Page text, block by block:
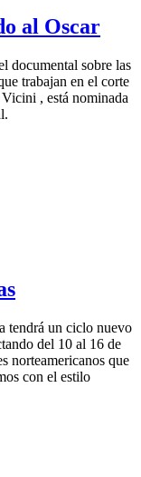
al Oscar
documental sobre las
trabajan en el corte
, está nominada
tendrá un ciclo nuevo
del 10 al 16 de
norteamericanos que
con el estilo